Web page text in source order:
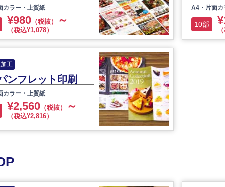
カラー・上質紙
¥980 （税抜） ～
（税込¥1,078）
A4・片面カ
10部
工
ンフレット印刷
カラー・上質紙
¥2,560 （税抜） ～
（税込¥2,816）